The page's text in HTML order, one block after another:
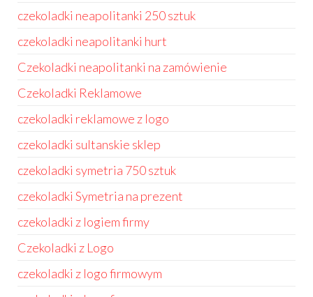
czekoladki neapolitanki 250 sztuk
czekoladki neapolitanki hurt
Czekoladki neapolitanki na zamówienie
Czekoladki Reklamowe
czekoladki reklamowe z logo
czekoladki sultanskie sklep
czekoladki symetria 750 sztuk
czekoladki Symetria na prezent
czekoladki z logiem firmy
Czekoladki z Logo
czekoladki z logo firmowym